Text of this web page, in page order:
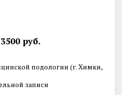
руб.
подологии (г. Химки,
записи